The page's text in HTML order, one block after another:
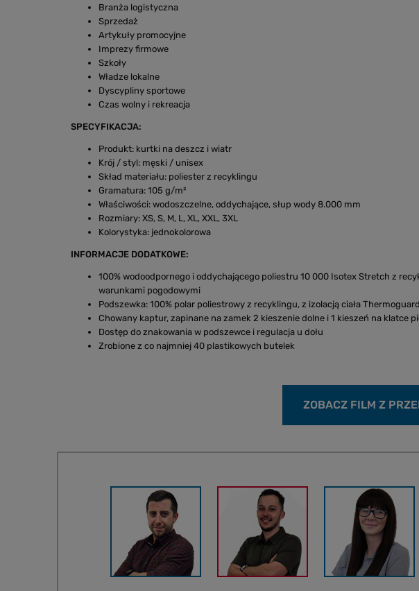
Branża logistyczna
Sprzedaż
Artykuły promocyjne
Imprezy firmowe
Szkoły
Władze lokalne
Dyscypliny sportowe
Czas wolny i rekreacja
SPECYFIKACJA:
Produkt: kurtki na deszcz i wiatr
Krój / styl: męski / unisex
Skład materiału: poliester z recyklingu
Gramatura: 105 g/m²
Właściwości: wodoszczelne, oddychające, słup wody 8.000 mm
Rozmiary: XS, S, M, L, XL, XXL, 3XL
Kolorystyka: jednokolorowa
INFORMACJE DODATKOWE:
100% wodoodpornego i oddychającego poliestru 10 000 Isotex Stretch z
warunkami pogodowymi
Podszewka: 100% polar poliestrowy z recyklingu, z izolacją ciała
Chowany kaptur, zapinane na zamek 2 kieszenie dolne i 1 kieszeń na klatce
Dostęp do znakowania w podszewce i regulacja u dołu
Zrobione z co najmniej 40 plastikowych butelek
ZOBACZ FILM Z